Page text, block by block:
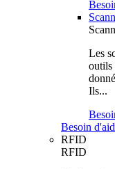
Les
outils
Ils...
Besoin
RFID
RFID